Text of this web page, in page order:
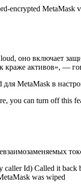
encrypted
оно включает
активов», —
MetaMask в
you can turn off this
Id) Called it back
was wiped